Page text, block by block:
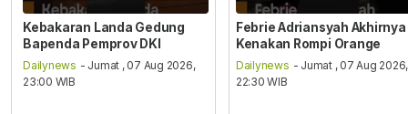
Kebakaran Landa Gedung
Bapenda Pemprov DKI
Dailynews - Jumat , 07 Aug 2026,
23:00 WIB
Febrie Adriansyah Akhirnya
Kenakan Rompi Orange
Dailynews - Jumat , 07 Aug 2026,
22:30 WIB